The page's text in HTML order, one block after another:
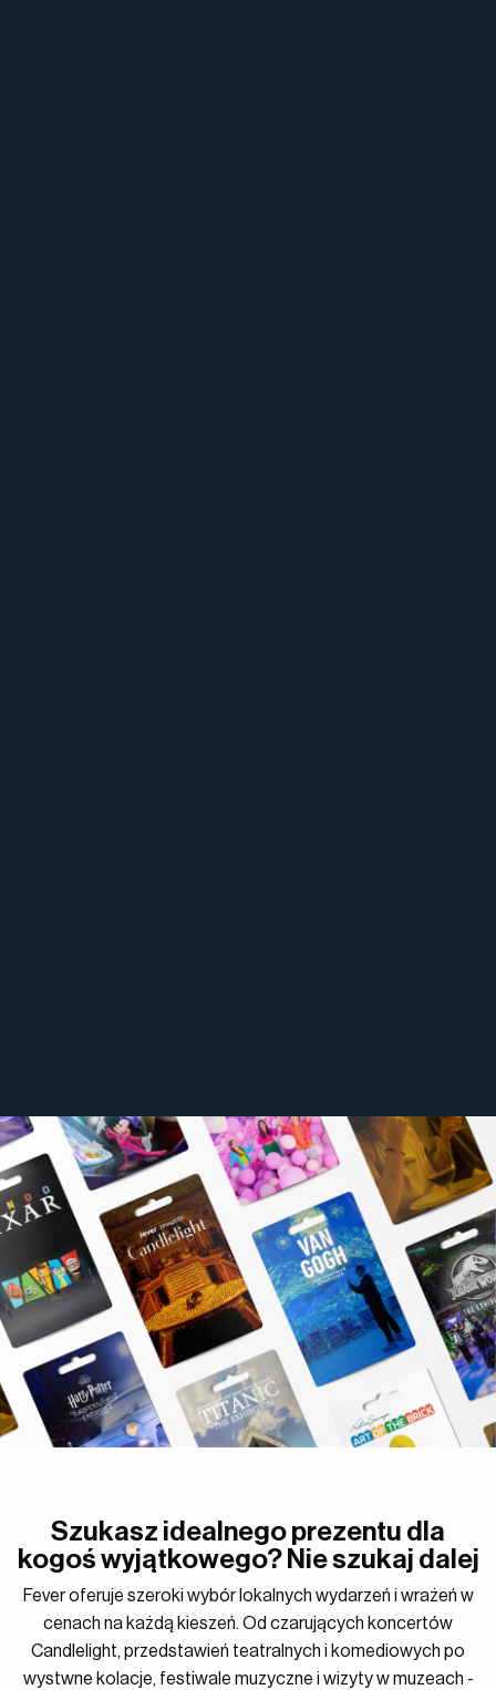
Szukasz idealnego prezentu dla
kogoś wyjątkowego? Nie szukaj dalej
Fever oferuje szeroki wybór lokalnych wydarzeń i wrażeń w
cenach na każdą kieszeń. Od czarujących koncertów
Candlelight, przedstawień teatralnych i komediowych po
wystwne kolacje, festiwale muzyczne i wizyty w muzeach -